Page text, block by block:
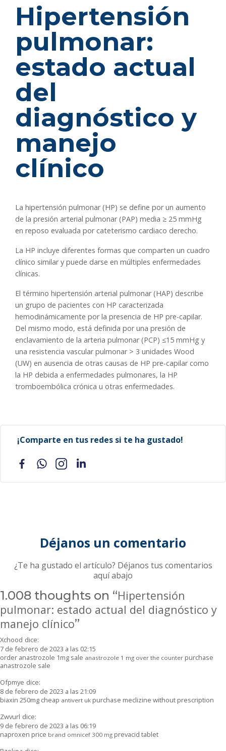
Hipertensión
pulmonar:
estado actual
del
diagnóstico y
manejo
clínico
La hipertensión pulmonar (HP) se define por un aumento
de la presión arterial pulmonar (PAP) media ≥ 25 mmHg
en reposo evaluada por cateterismo cardiaco derecho.
La HP incluye diferentes formas que comparten un cuadro
clínico similar y puede darse en múltiples enfermedades
clínicas.
El término hipertensión arterial pulmonar (HAP) describe
un grupo de pacientes con HP caracterizada
hemodinámicamente por la presencia de HP pre-capilar.
Del mismo modo, está definida por una presión de
enclavamiento de la arteria pulmonar (PCP) ≤15 mmHg y
una resistencia vascular pulmonar > 3 unidades Wood
(UW) en ausencia de otras causas de HP pre-capilar como
la HP debida a enfermedades pulmonares, la HP
tromboembólica crónica u otras enfermedades.
¡Comparte en tus redes si te ha gustado!
Déjanos un comentario
¿Te ha gustado el artículo? Déjanos tus comentarios
aquí abajo
1.008 thoughts on “Hipertensión
pulmonar: estado actual del diagnóstico y
manejo clínico”
Xchood dice:
7 de febrero de 2023 a las 02:15
order anastrozole 1mg sale anastrozole 1 mg over the counter purchase
anastrozole sale
Ofpmye dice:
8 de febrero de 2023 a las 21:09
biaxin 250mg cheap antivert uk purchase meclizine without prescription
Zwvurl dice:
9 de febrero de 2023 a las 06:19
naproxen price brand omnicef 300 mg prevacid tablet